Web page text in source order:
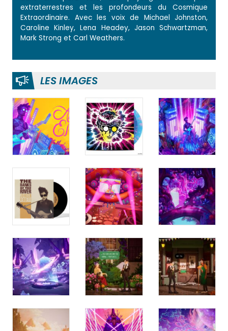
extraterrestres et les profondeurs du Cosmique
Extraordinaire. Avec les voix de Michael Johnston,
Caroline Kinley, Lena Headey, Jason Schwartzman,
Mark Strong et Carl Weathers.
LES IMAGES